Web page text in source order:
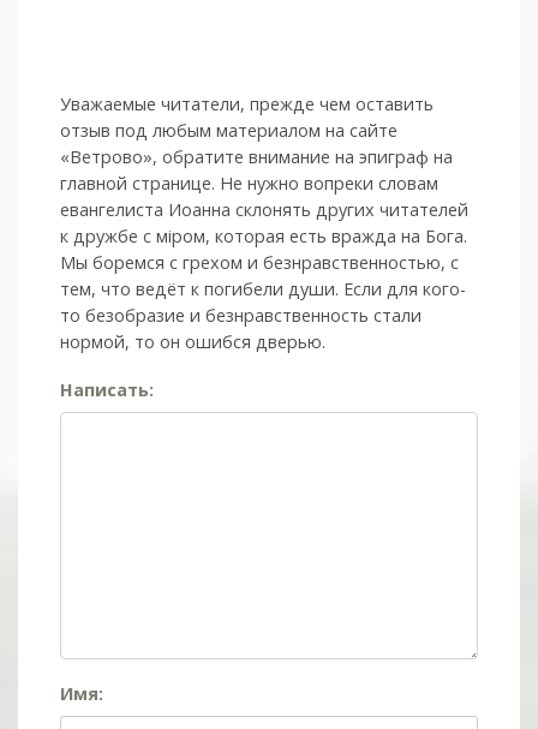
Уважаемые читатели, прежде чем оставить
отзыв под любым материалом на сайте
«Ветрово», обратите внимание на эпиграф на
главной странице. Не нужно вопреки словам
евангелиста Иоанна склонять других читателей
к дружбе с мiром, которая есть вражда на Бога.
Мы боремся с грехом и без­нрав­ствен­ностью, с
тем, что ведёт к погибели души. Если для кого-
то безобразие и безнравственность стали
нормой, то он ошибся дверью.
Написать:
Имя: